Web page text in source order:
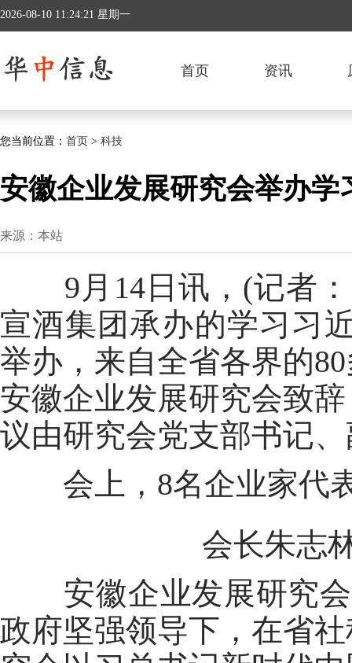
2026-08-10 11:24:22 星期一
首页 资讯
您当前位置： 首页 > 科技
安徽企业发展研究会举办学
来源：本站
9月14日讯，(记者：
宣酒集团承办的学习习
举办，来自全省各界的
安徽企业发展研究会致
议由研究会党支部书记
会上，8名企业家代表
会长朱志林(
安徽企业发展研究会
政府坚强领导下，在省